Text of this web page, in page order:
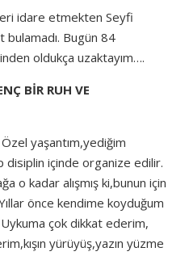
idare etmekten Seyfi
Bugün 84
oldukça uzaktayım….
BİR RUH VE
yaşantım,yediğim
disiplin içinde organize edilir.
o kadar alışmış ki,bunun için
önce kendime koyduğum
çok dikkat ederim,
yürüyüş,yazın yüzme